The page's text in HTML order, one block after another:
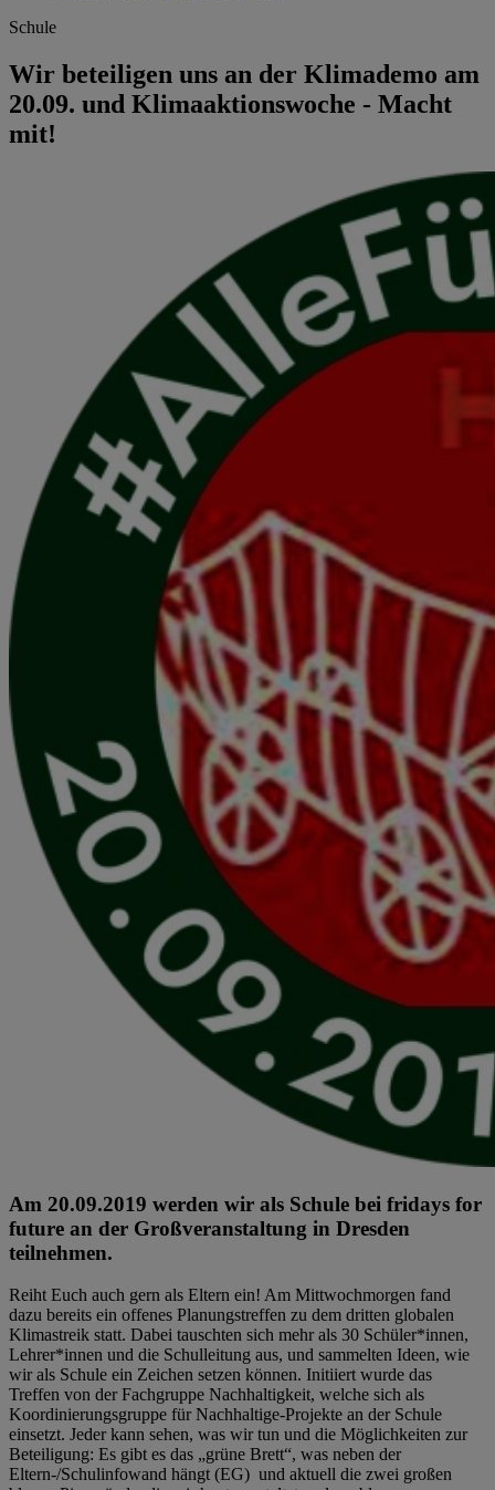
Schule
Wir beteiligen uns an der Klimademo am
20.09. und Klimaaktionswoche - Macht
mit!
Am 20.09.2019 werden wir als Schule bei fridays for
future an der Großveranstaltung in Dresden
teilnehmen.
Reiht Euch auch gern als Eltern ein! Am Mittwochmorgen fand
dazu bereits ein offenes Planungstreffen zu dem dritten globalen
Klimastreik statt. Dabei tauschten sich mehr als 30 Schüler*innen,
Lehrer*innen und die Schulleitung aus, und sammelten Ideen, wie
wir als Schule ein Zeichen setzen können. Initiiert wurde das
Treffen von der Fachgruppe Nachhaltigkeit, welche sich als
Koordinierungsgruppe für Nachhaltige-Projekte an der Schule
einsetzt. Jeder kann sehen, was wir tun und die Möglichkeiten zur
Beteiligung: Es gibt es das „grüne Brett“, was neben der
Eltern-/Schulinfowand hängt (EG) und aktuell die zwei großen